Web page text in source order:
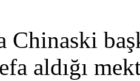
Chinaski
aldığı